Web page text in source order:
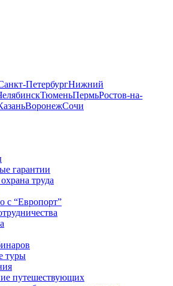
ПетербургНижний
ТюменьПермьРостов-на-
ВоронежСочи
гарантии
труда
с “Европорт”
туры
путешествующих